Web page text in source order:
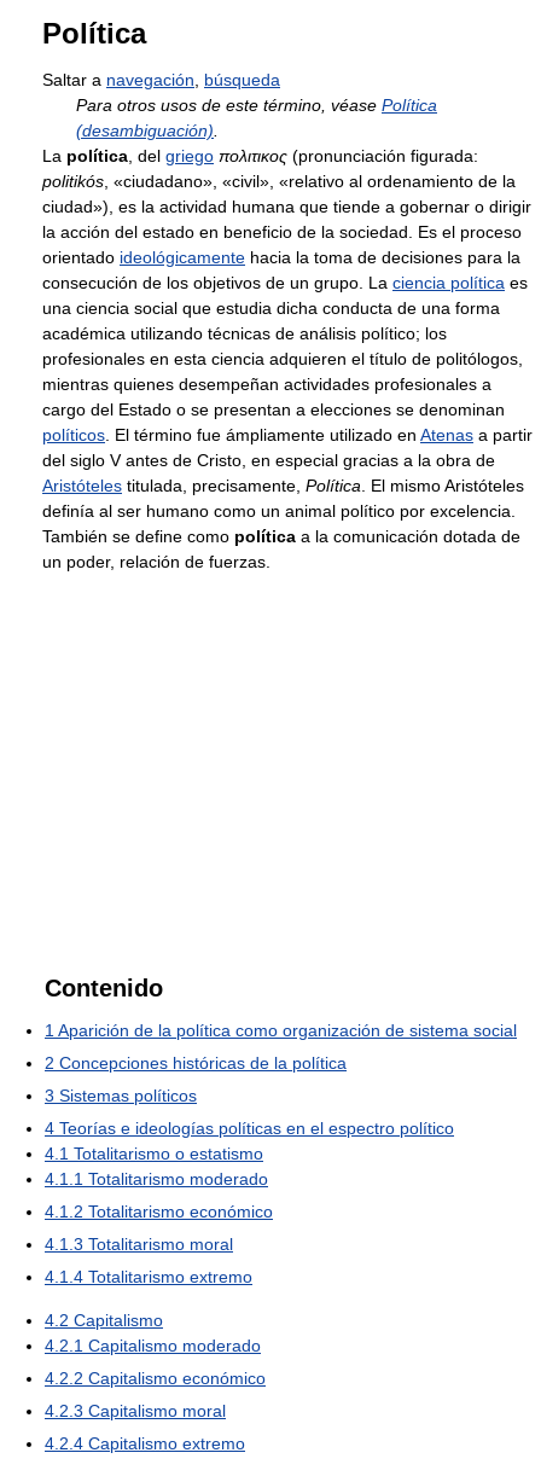
Política
Saltar a navegación
búsqueda
Para otros usos de este término, véase Política
(desambiguación)
La política , del griego πολιτικος (pronunciación figurada:
politikós , «ciudadano», «civil», «relativo al ordenamiento de la
ciudad»), es la actividad humana que tiende a gobernar o dirigir
la acción del estado en beneficio de la sociedad. Es el proceso
orientado ideológicamente hacia la toma de decisiones para la
consecución de los objetivos de un grupo. La ciencia política es
una ciencia social que estudia dicha conducta de una forma
académica utilizando técnicas de análisis político; los
profesionales en esta ciencia adquieren el título de politólogos,
mientras quienes desempeñan actividades profesionales a
cargo del Estado o se presentan a elecciones se denominan
políticos . El término fue ámpliamente utilizado en Atenas a partir
del siglo V antes de Cristo, en especial gracias a la obra de
Aristóteles titulada, precisamente, Política . El mismo Aristóteles
definía al ser humano como un animal político por excelencia.
También se define como política a la comunicación dotada de
un poder, relación de fuerzas.
Contenido
1 Aparición de la política como organización de sistema social
2 Concepciones históricas de la política
3 Sistemas políticos
4 Teorías e ideologías políticas en el espectro político
4.1 Totalitarismo o estatismo
4.1.1 Totalitarismo moderado
4.1.2 Totalitarismo económico
4.1.3 Totalitarismo moral
4.1.4 Totalitarismo extremo
4.2 Capitalismo
4.2.1 Capitalismo moderado
4.2.2 Capitalismo económico
4.2.3 Capitalismo moral
4.2.4 Capitalismo extremo